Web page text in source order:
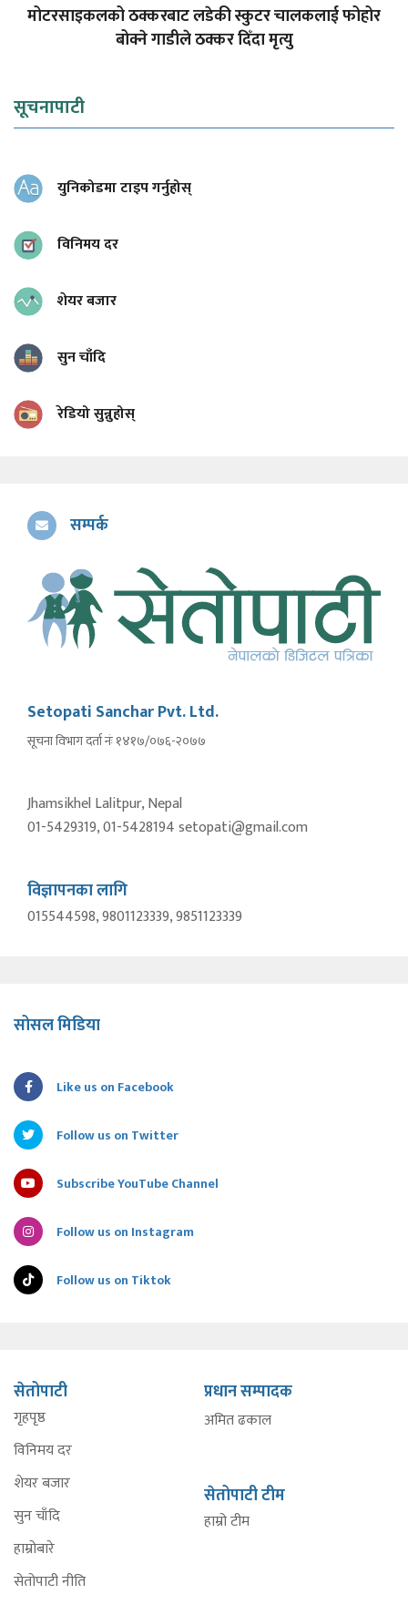
मोटरसाइकलको ठक्करबाट लडेकी स्कुटर चालकलाई फोहोर
बोक्ने गाडीले ठक्कर दिँदा मृत्यु
सूचनापाटी
युनिकोडमा टाइप गर्नुहोस्
विनिमय दर
शेयर बजार
सुन चाँदि
रेडियो सुन्नुहोस्
सम्पर्क
Setopati Sanchar Pvt. Ltd.
सूचना विभाग दर्ता नंः १४१७/०७६-२०७७
Jhamsikhel Lalitpur, Nepal
01-5429319, 01-5428194 setopati@gmail.com
विज्ञापनका लागि
015544598, 9801123339, 9851123339
सोसल मिडिया
Like us on Facebook
Follow us on Twitter
Subscribe YouTube Channel
Follow us on Instagram
Follow us on Tiktok
सेतोपाटी
गृहपृष्ठ
विनिमय दर
शेयर बजार
सुन चाँदि
हाम्रोबारे
सेतोपाटी नीति
प्रधान सम्पादक
अमित ढकाल
सेतोपाटी टीम
हाम्रो टीम